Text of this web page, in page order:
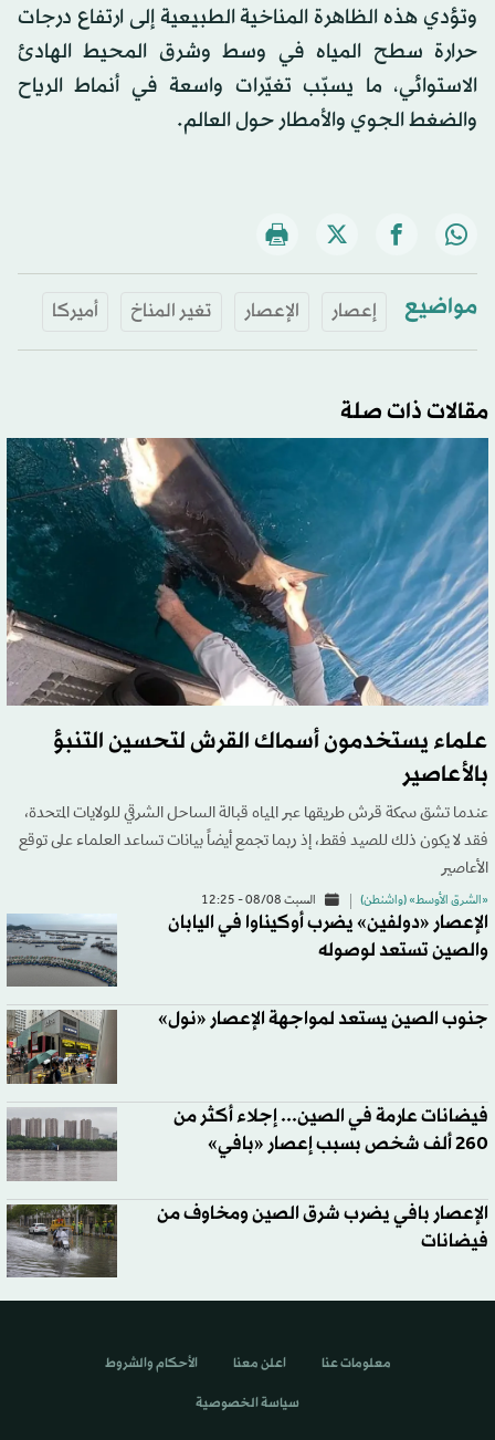
وتؤدي هذه الظاهرة المناخية الطبيعية إلى ارتفاع درجات
حرارة سطح المياه في وسط وشرق المحيط الهادئ
الاستوائي، ما يسبّب تغيّرات واسعة في أنماط الرياح
والضغط الجوي والأمطار حول العالم.
مواضيع إعصار الإعصار تغير المناخ أميركا
مقالات ذات صلة
علماء يستخدمون أسماك القرش لتحسين التنبؤ
بالأعاصير
عندما تشق سمكة قرش طريقها عبر المياه قبالة الساحل الشرقي للولايات المتحدة،
فقد لا يكون ذلك ​للصيد فقط، إذ ربما تجمع أيضاً بيانات تساعد العلماء على توقع
الأعاصير
«الشرق الأوسط» (واشنطن) السبت 08/08 - 12:25
الإعصار «دولفين» يضرب أوكيناوا في اليابان
والصين تستعد لوصوله
جنوب الصين يستعد لمواجهة الإعصار «نول»
فيضانات عارمة في الصين... إجلاء أكثر من
260 ألف شخص بسبب إعصار «بافي»
الإعصار بافي يضرب شرق الصين ومخاوف من
فيضانات
معلومات عنا اعلن معنا الأحكام والشروط
سياسة الخصوصية